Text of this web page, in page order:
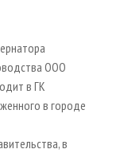
ООО
в ГК
в городе
в